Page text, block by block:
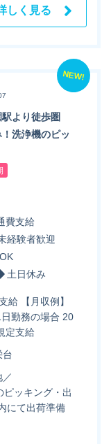
しく見る
NEW!
駅より徒歩圏
洗浄機のピッ
費支給
経験者歓迎
土日休み
【月収例】
勤務の場合 20
定支給
台
ッキング・出
にて出荷準備